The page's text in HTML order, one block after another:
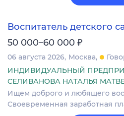
Воспитатель детского
50 000–60 000 ₽
06 августа 2026 Москва
ИНДИВИДУАЛЬНЫЙ
СЕЛИВАНОВА НАТАЛЬЯ
Ищем доброго и любящего
Своевременная заработная